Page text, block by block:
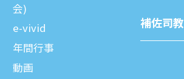
会)
e-vivid
年間⾏事
動画
補佐司教